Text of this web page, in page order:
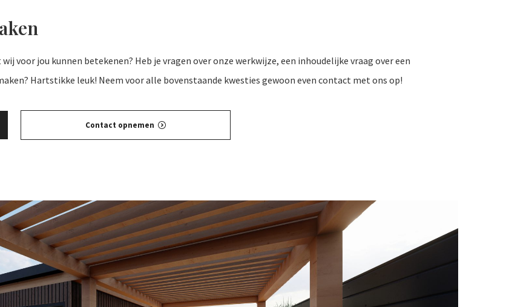
voor jou kunnen betekenen? Heb je vragen over onze werkwijze, een inhoudelijke vraag over een
Hartstikke leuk! Neem voor alle bovenstaande kwesties gewoon even contact met ons op!
Contact opnemen